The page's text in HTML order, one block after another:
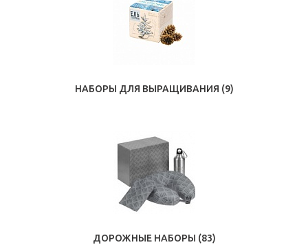
НАБОРЫ ДЛЯ ВЫРАЩИВАНИЯ (9)
ДОРОЖНЫЕ НАБОРЫ (83)